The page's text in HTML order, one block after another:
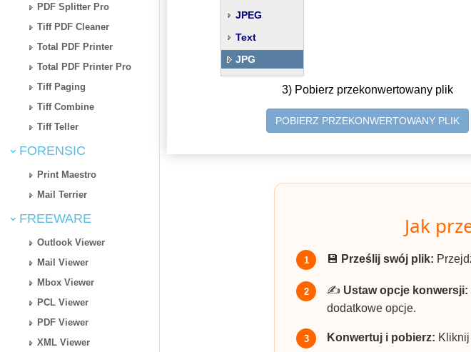
PDF Splitter Pro
Tiff PDF Cleaner
Total PDF Printer
Total PDF Printer Pro
Tiff Paging
Tiff Combine
Tiff Teller
FORENSIC
Print Maestro
Mail Terrier
FREEWARE
Outlook Viewer
Mail Viewer
Mbox Viewer
PCL Viewer
PDF Viewer
XML Viewer
JPEG
Text
JPG
3) Pobierz przekonwertowany plik
POBIERZ PRZEKONWERTOWANY PLIK
Jak
1 💾 Prześlij swój plik:
2 ✍️ Ustaw opcje konwersji:
dodatkowe opcje.
3 Konwertuj i pobierz: